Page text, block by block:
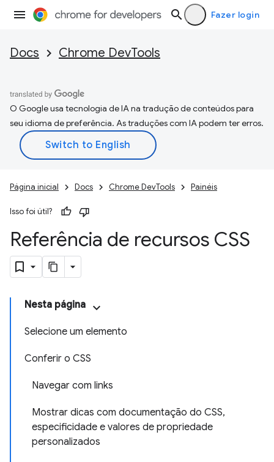
Fazer login
Docs Chrome DevTools
O Google usa tecnologia de IA na tradução de conteúdos para
seu idioma de preferência. As traduções com IA podem ter erros.
Página inicial Docs Chrome DevTools Painéis
Isso foi útil?
Referência de recursos CSS
Nesta página
Selecione um elemento
Conferir o CSS
Navegar com links
Mostrar dicas com documentação do CSS,
especificidade e valores de propriedade
personalizados